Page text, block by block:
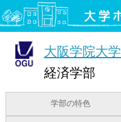
大阪学院大学
経済学部
学部の特色